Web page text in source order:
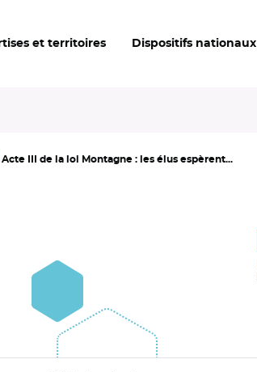
et territoires Dispositifs nationaux
Acte III de la loi Montagne : les élus espèrent...